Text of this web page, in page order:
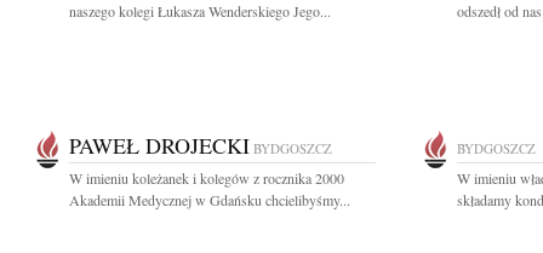
naszego kolegi Łukasza Wenderskiego Jego...
odszedł od
PAWEŁ DROJECKI BYDGOSZCZ
W imieniu koleżanek i kolegów z rocznika 2000
Akademii Medycznej w Gdańsku chcielibyśmy...
BYDGOSZCZ
W imieniu
składamy